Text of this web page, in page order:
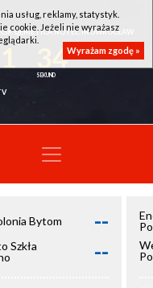
QEMETICA NOTEĆ INOWROCŁAW
34
Bytom --
Szkła
--
usług, reklamy, statystyk.
cookie. Jeżeli nie wyrażasz
Wyrażam zgodę »